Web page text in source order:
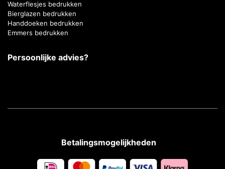
Waterflesjes bedrukken
Bierglazen bedrukken
Handdoeken bedrukken
Emmers bedrukken
Persoonlijke advies?
Betalingsmogelijkheden